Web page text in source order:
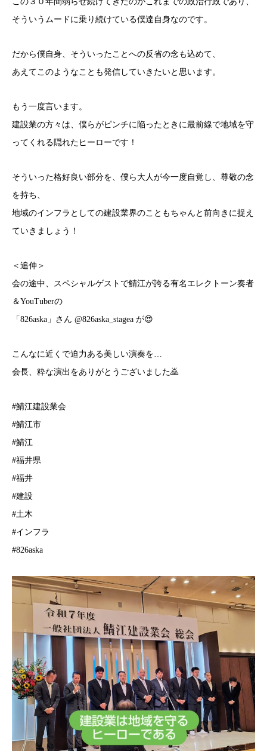
そういうムードに乗り続けている僕達自身なのです。
だから僕自身、そういったことへの反省の念も込めて、
あえてこのようなことも発信していきたいと思います。
もう一度言います。
建設業の方々は、僕らがピンチに陥ったときに最前線で地域を守
ってくれる隠れたヒーローです！
そういった格好良い部分を、僕ら大人が今一度自覚し、尊敬の念
を持ち、
地域のインフラとしての建設業界のこともちゃんと前向きに捉え
ていきましょう！
＜追伸＞
会の途中、スペシャルゲストで鯖江が誇る有名エレクトーン奏者
＆YouTuberの
「826aska」さん @826aska_stagea が😍
こんなに近くで迫力ある美しい演奏を…
会長、粋な演出をありがとうございました🙇
#鯖江建設業会
#鯖江市
#鯖江
#福井県
#福井
#建設
#土木
#インフラ
#826aska